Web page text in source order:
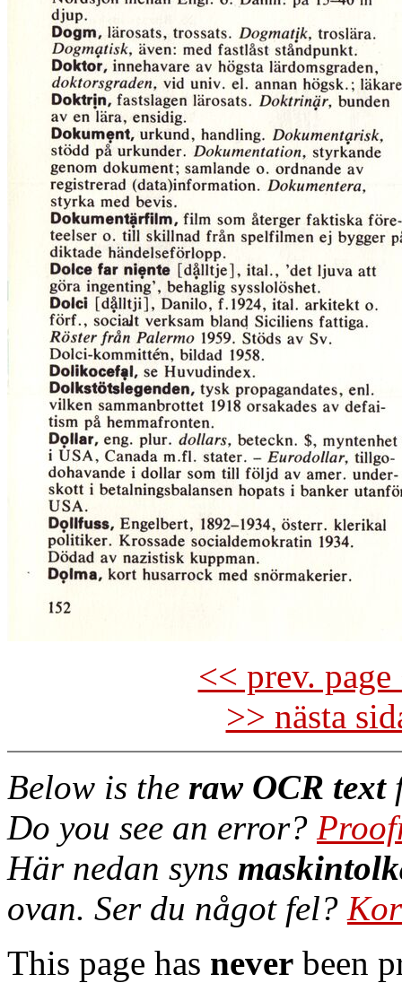
<< prev.
>> nästa
Below is the raw OCR text
Do you see an error?
Här nedan syns
ovan. Ser du något fel?
This page has never been